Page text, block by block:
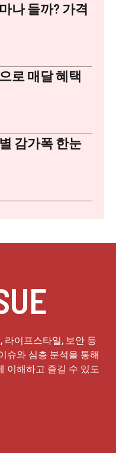
나 들까? 가격
로 매달 혜택
감가폭 한눈
라이프스타일, 보안 등
슈와 심층 분석을 통해
이해하고 즐길 수 있도